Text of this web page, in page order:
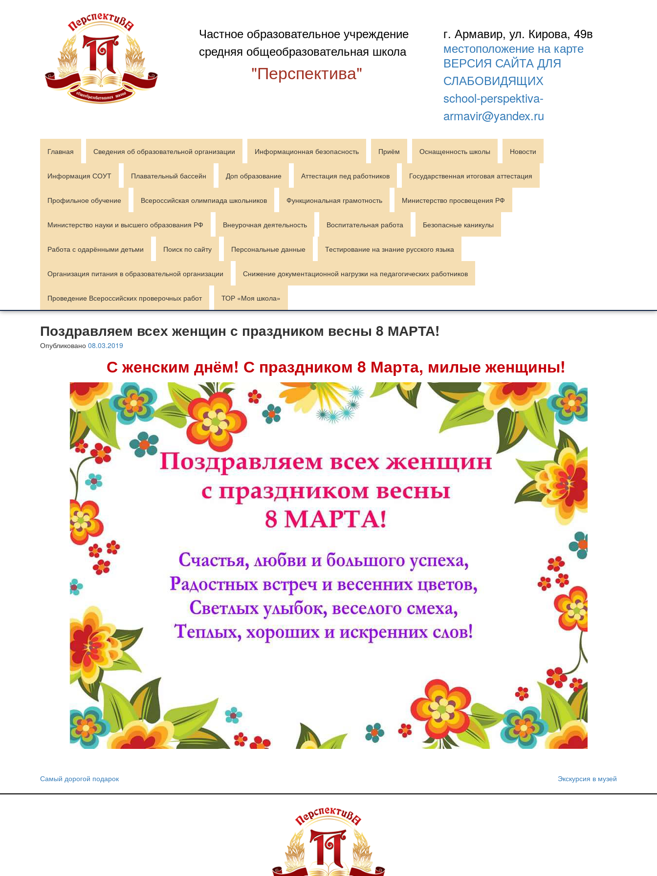
Частное образовательное учреждение
средняя общеобразовательная школа
"Перспектива"
г. Армавир, ул. Кирова, 49в
местоположение на карте
ВЕРСИЯ САЙТА ДЛЯ
СЛАБОВИДЯЩИХ
school-perspektiva-
armavir@yandex.ru
Главная Сведения об образовательной организации Информационная безопасность Приём Оснащенность школы Новости
Информация СОУТ Плавательный бассейн Доп образование Аттестация пед работников Государственная итоговая аттестация
Профильное обучение Всероссийская олимпиада школьников Функциональная грамотность Министерство просвещения РФ
Министерство науки и высшего образования РФ Внеурочная деятельность Воспитательная работа Безопасные каникулы
Работа с одарёнными детьми Поиск по сайту Персональные данные Тестирование на знание русского языка
Организация питания в образовательной организации Снижение документационной нагрузки на педагогических работников
Проведение Всероссийских проверочных работ ТОР «Моя школа»
Поздравляем всех женщин с праздником весны 8 МАРТА!
Опубликовано 08.03.2019
С женским днём! С праздником 8 Марта, милые женщины!
Самый дорогой подарок Экскурсия в музей